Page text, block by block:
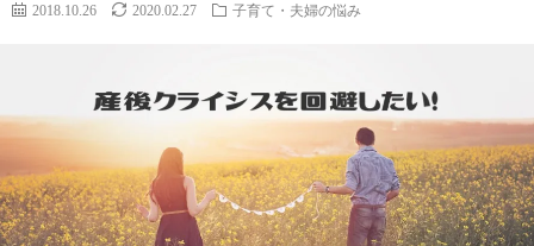
プ
ん
で
せ
ゴ
リ
イ
ト
プ
ラ
2018.10.26 2020.02.27 子育て・夫婦の悩み